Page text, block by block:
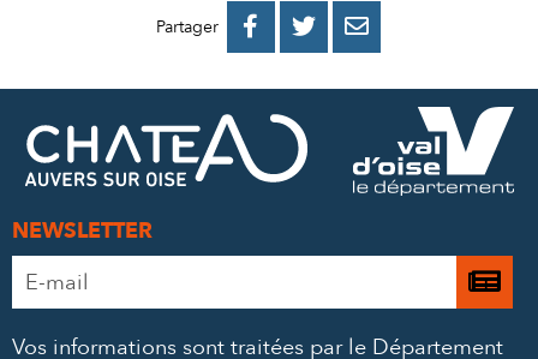
Partager 
PARTAGER
FACEBOOK
PARTAGER
PARTAGER
MAIL
NEWSLETTER
Adresse
e-
Je
Vos informations sont traitées par le Département